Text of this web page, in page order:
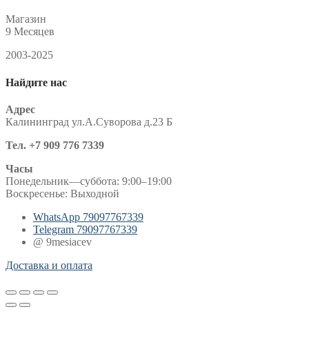
Магазин
9 Месяцев
2003-2025
Найдите нас
Адрес
Калининград ул.А.Суворова д.23 Б
Тел. +7 909 776 7339
Часы
Понедельник—суббота: 9:00–19:00
Воскресенье: Выходной
WhatsApp 79097767339
Telegram 79097767339
@ 9mesiacev
Доставка и оплата